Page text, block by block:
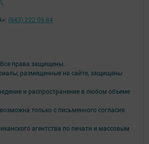
права защищены.
размещенные на сайте, защищены
и распространение в любом объеме
только с письменного согласия
агентства по печати и массовым
(843) 222 09 84